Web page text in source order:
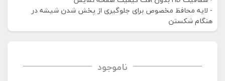
- لایه محافظ مخصوص برای جلوگیری از پخش شدن شیشه در
هنگام شکستن
ناموجود